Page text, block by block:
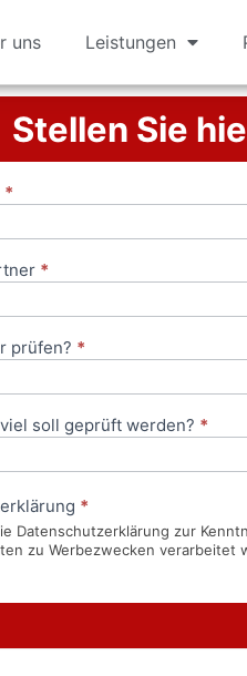
uns Leistungen
Stellen Sie
*
*
prüfen? *
soll geprüft werden? *
*
Datenschutzerklärung zur
zu Werbezwecken verarbeitet